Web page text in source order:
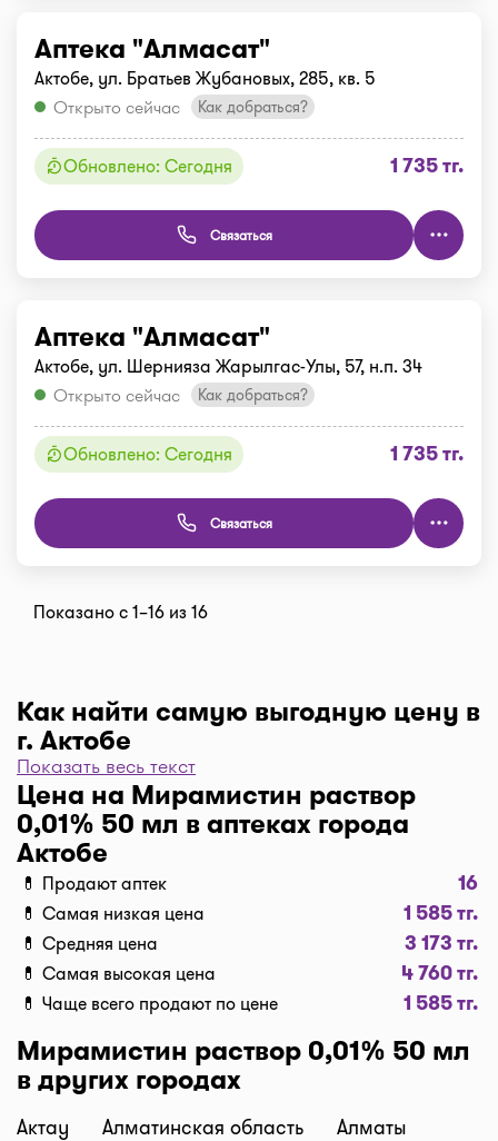
Аптека "Алмасат"
Актобе, ул. Братьев Жубановых, 285, кв. 5
Открыто сейчас
Как добраться?
Обновлено: Сегодня 1 735 тг.
Связаться
Аптека "Алмасат"
Актобе, ул. Шернияза Жарылгас-Улы, 57, н.п. 34
Открыто сейчас
Как добраться?
Обновлено: Сегодня 1 735 тг.
Связаться
Показано с 1–16 из 16
Как найти самую выгодную цену в
г. Актобе
Чтобы отфильтровать аптеки по цене, нажмите
"Фильтр", далее "По цене, от 1..." и кнопку
"Выбрать". Самая низкая цена в аптеке перед
вами. Экономьте с помощью сервиса I-teka!
Доставка
Нужна быстрая доставка лекарств в г. Актобе?
Добавляйте нужные препараты по кнопке
"Купить", оформляйте заявку в корзине "Выбрать
аптеку" и наши курьеры доставят препараты
домой или на работу по оптимальной цене.
Средняя цена доставки лекарств на данный
момент от 1500 тг. до 2500 тг. (стоимость зависит
от времени суток и расстояния между аптекой и
Показать весь текст
Цена на Мирамистин раствор
0,01% 50 мл в аптеках города
Актобе
💊 Продают аптек 16
💊 Самая низкая цена 1 585 тг.
💊 Средняя цена 3 173 тг.
💊 Самая высокая цена 4 760 тг.
💊 Чаще всего продают по цене 1 585 тг.
Мирамистин раствор 0,01% 50 мл
в других городах
Актау Алматинская область
Алматы